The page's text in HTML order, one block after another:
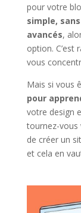
pour votre
simple,
avancés,
option. C’est
vous
Mais si vous
pour
votre design
tournez-vous
de créer un
et cela en